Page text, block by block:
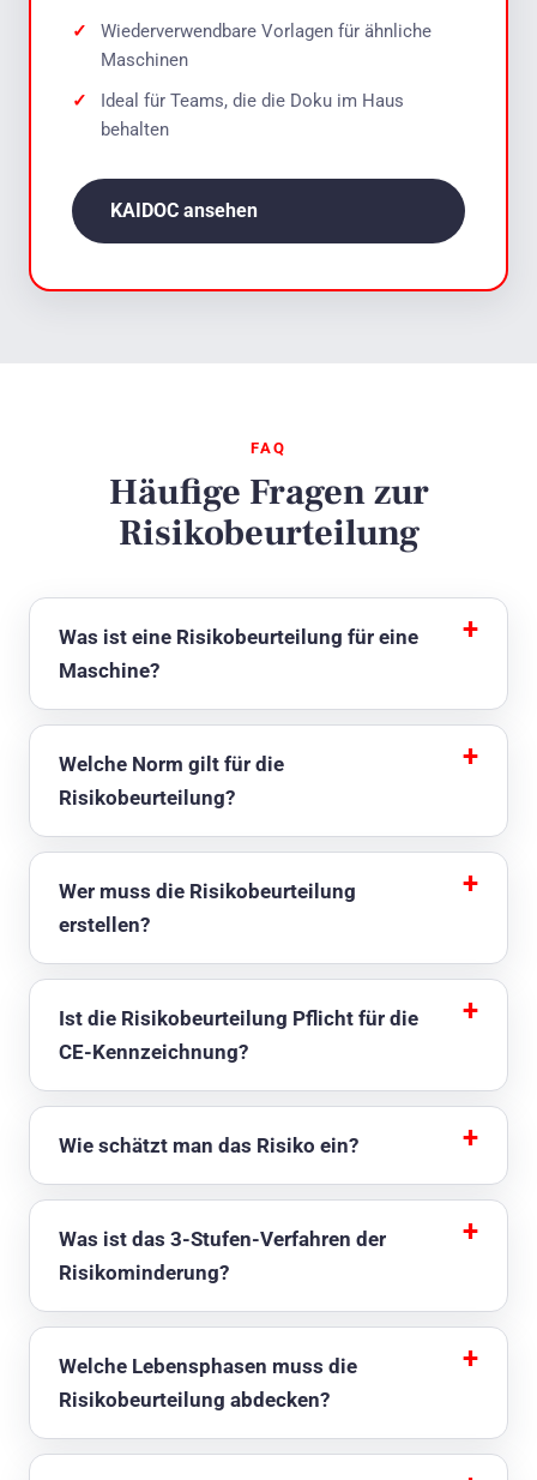
Wiederverwendbare Vorlagen für ähnliche
Maschinen
Ideal für Teams, die die Doku im Haus
behalten
KAIDOC ansehen
FAQ
Häufige Fragen zur
Risikobeurteilung
Was ist eine Risikobeurteilung für eine
Maschine?
Welche Norm gilt für die
Risikobeurteilung?
Wer muss die Risikobeurteilung
erstellen?
Ist die Risikobeurteilung Pflicht für die
CE-Kennzeichnung?
Wie schätzt man das Risiko ein?
Was ist das 3-Stufen-Verfahren der
Risikominderung?
Welche Lebensphasen muss die
Risikobeurteilung abdecken?